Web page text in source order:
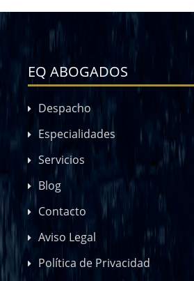
EQ ABOGADOS
Despacho
Especialidades
Servicios
Blog
Contacto
Aviso Legal
Política de Privacidad